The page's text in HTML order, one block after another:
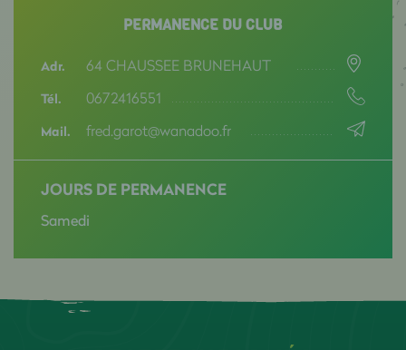
PERMANENCE DU CLUB
Adr. 64 CHAUSSEE BRUNEHAUT
Tél. 0672416551
Mail. fred.garot@wanadoo.fr
JOURS DE PERMANENCE
Samedi